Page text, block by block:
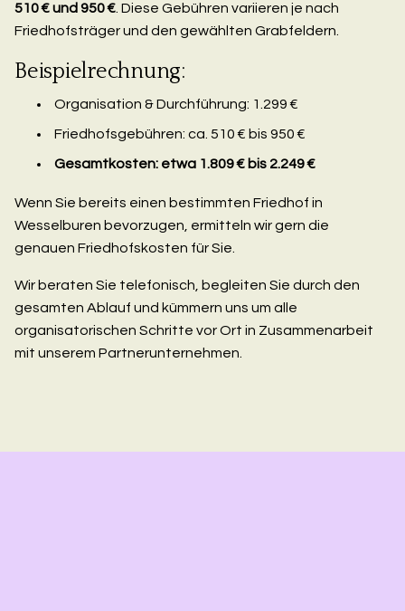
510 € und 950 € . Diese Gebühren variieren je nach
Friedhofsträger und den gewählten Grabfeldern.
Beispielrechnung:
Organisation & Durchführung: 1.299 €
Friedhofsgebühren: ca. 510 € bis 950 €
Gesamtkosten: etwa 1.809 € bis 2.249 €
Wenn Sie bereits einen bestimmten Friedhof in
Wesselburen bevorzugen, ermitteln wir gern die
genauen Friedhofskosten für Sie.
Wir beraten Sie telefonisch, begleiten Sie durch den
gesamten Ablauf und kümmern uns um alle
organisatorischen Schritte vor Ort in Zusammenarbeit
mit unserem Partnerunternehmen.